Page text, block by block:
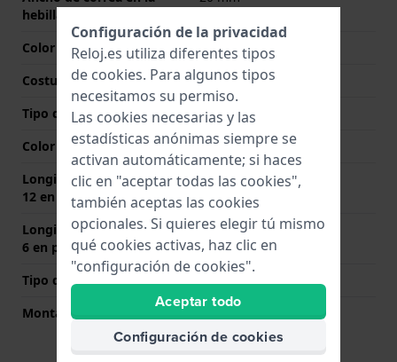
hebilla
Color de correa
Beige
Costura de color
Beige
Tipo de cierre
Hebilla
Color del cierre
Plateado
Longitud de la correa a las
12 en punto (mm)
80 mm
Longitud de la correa a las
6 en punto (mm)
115 mm
Tipo de montaje
Montaje Recto
Configuración de la privacidad
Reloj.es utiliza diferentes tipos
de cookies. Para algunos tipos
necesitamos su permiso.
Las cookies necesarias y las
estadísticas anónimas siempre se
activan automáticamente; si haces
clic en "aceptar todas las cookies",
también aceptas las cookies
opcionales. Si quieres elegir tú mismo
qué cookies activas, haz clic en
"configuración de cookies".
Aceptar todo
Configuración de cookies